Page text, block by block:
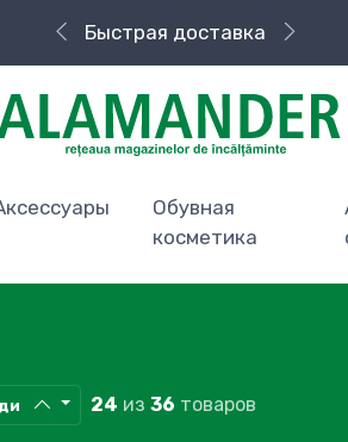
Быстрая доставка
Обувная
косметика
24 из 36 товаров